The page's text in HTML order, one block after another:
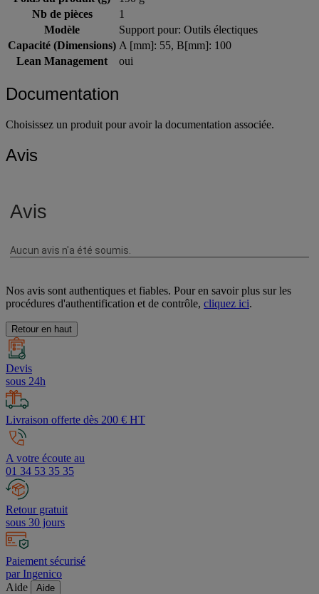
Nb de pièces
1
Modèle
Support pour: Outils électiques
Capacité (Dimensions) A [mm]: 55, B[mm]: 100
Lean Management
oui
Documentation
Choisissez un produit pour avoir la documentation associée.
Avis
Nos avis sont authentiques et fiables. Pour en savoir plus sur les
procédures d'authentification et de contrôle, cliquez ici.
Retour en haut
Devis
sous 24h
Livraison offerte dès 200 € HT
A votre écoute au
01 34 53 35 35
Retour gratuit
sous 30 jours
Paiement sécurisé
par Ingenico
Aide
Aide